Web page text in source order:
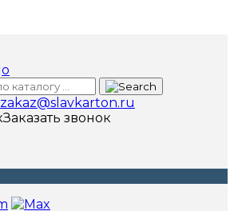
zakaz@slavkarton.ru
Заказать звонок